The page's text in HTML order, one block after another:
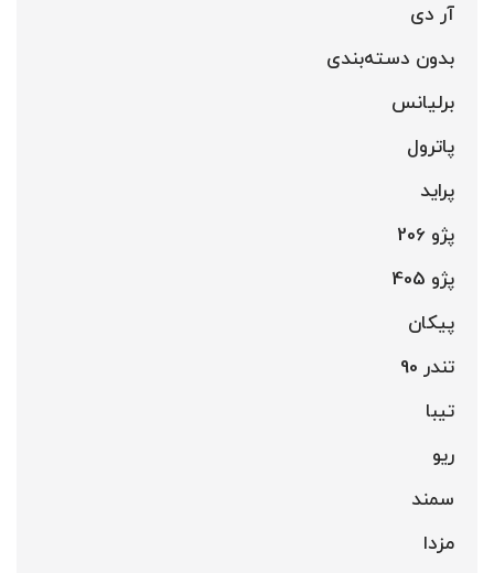
آر دی
بدون دسته‌بندی
برلیانس
پاترول
پراید
پژو 206
پژو 405
پیکان
تندر 90
تیبا
ریو
سمند
مزدا